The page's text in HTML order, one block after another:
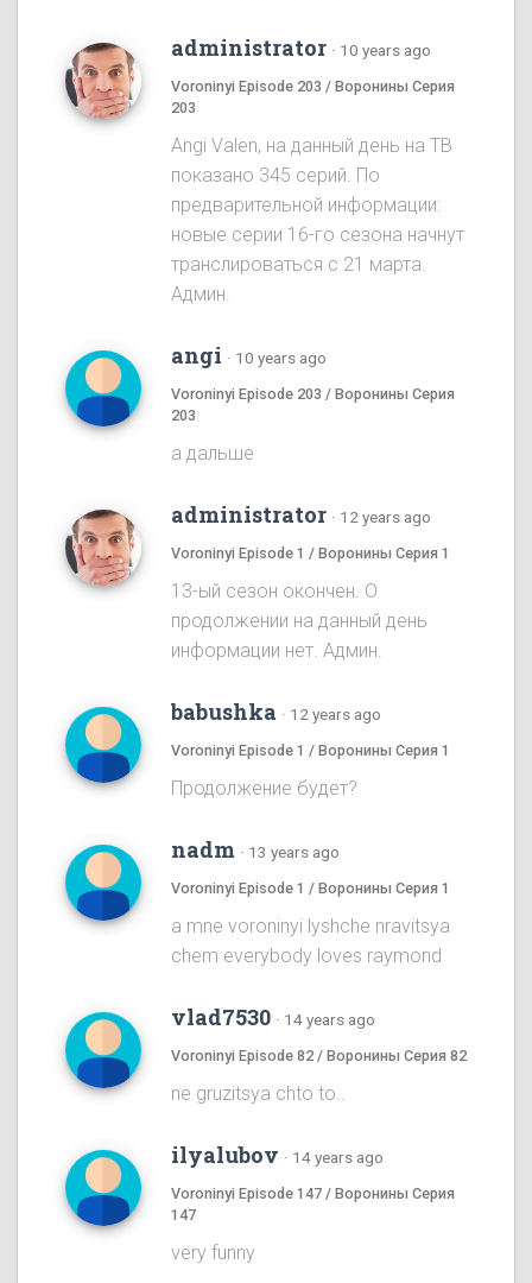
administrator · 10 years ago
Voroninyi Episode 203 / Воронины Серия
203
Angi Valen, на данный день на ТВ
показано 345 серий. По
предварительной информации:
новые серии 16-го сезона начнут
транслироваться с 21 марта.
Админ.
angi · 10 years ago
Voroninyi Episode 203 / Воронины Серия
203
а дальше
administrator · 12 years ago
Voroninyi Episode 1 / Воронины Серия 1
13-ый сезон окончен. О
продолжении на данный день
информации нет. Админ.
babushka · 12 years ago
Voroninyi Episode 1 / Воронины Серия 1
Продолжение будет?
nadm · 13 years ago
Voroninyi Episode 1 / Воронины Серия 1
a mne voroninyi lyshche nravitsya
chem everybody loves raymond
vlad7530 · 14 years ago
Voroninyi Episode 82 / Воронины Серия 82
ne gruzitsya chto to..
ilyalubov · 14 years ago
Voroninyi Episode 147 / Воронины Серия
147
very funny